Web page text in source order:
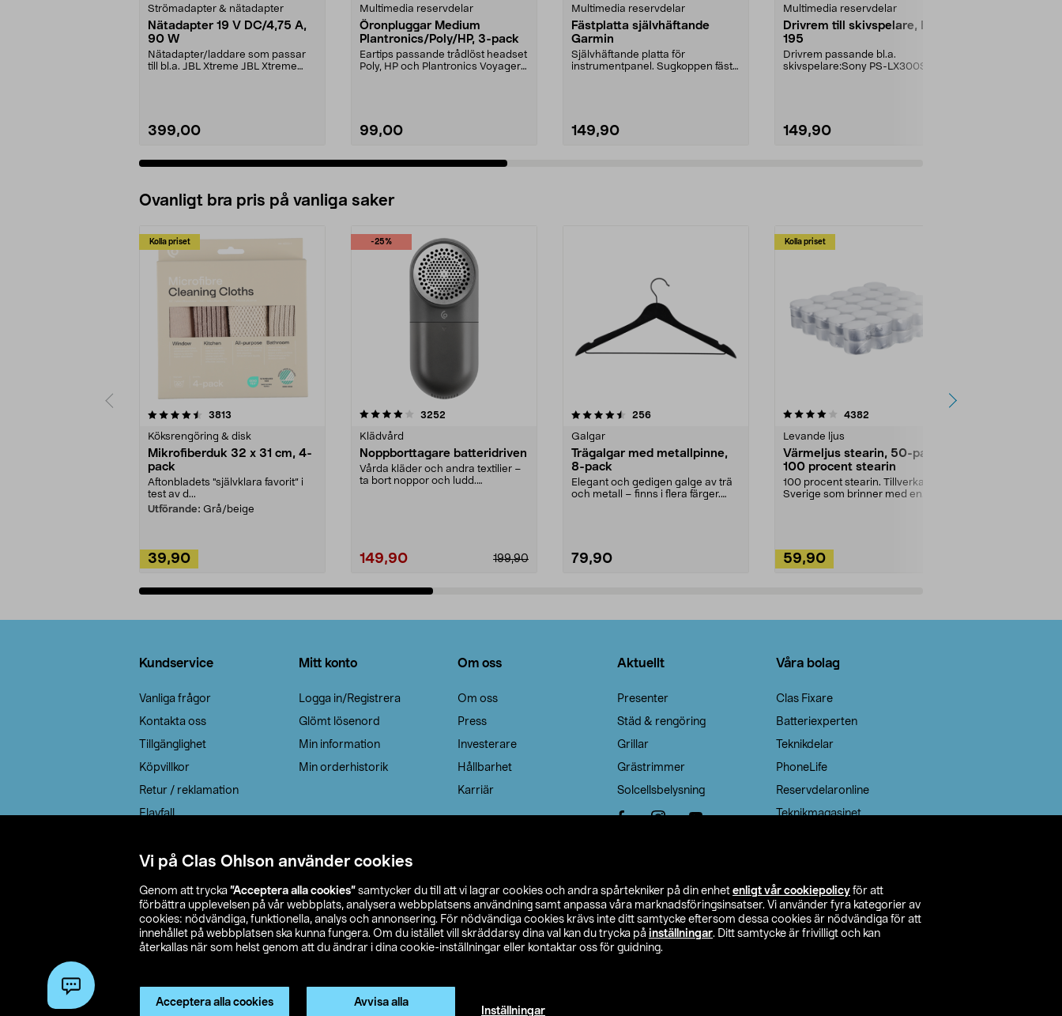
Vi på Clas Ohlson använder cookies
Genom att trycka ”Acceptera alla cookies” samtycker du till att vi lagrar cookies och andra spårtekniker på din enhet enligt vår cookiepolicy för att
förbättra upplevelsen på vår webbplats, analysera webbplatsens användning samt anpassa våra marknadsföringsinsatser. Vi använder fyra kategorier av
cookies: nödvändiga, funktionella, analys och annonsering. För nödvändiga cookies krävs inte ditt samtycke eftersom dessa cookies är nödvändiga för att
innehållet på webbplatsen ska kunna fungera. Om du istället vill skräddarsy dina val kan du trycka på inställningar. Ditt samtycke är frivilligt och kan
återkallas när som helst genom att du ändrar i dina cookie-inställningar eller kontaktar oss för guidning.
Acceptera alla cookies Avvisa alla
Inställningar
Strömadapter & nätadapter
Nätadapter 19 V DC/4,75 A,
90 W
Nätadapter/laddare som passar
till bl.a. JBL Xtreme JBL Xtreme
399,00
Multimedia reservdelar
Öronpluggar Medium
Plantronics/Poly/HP, 3-pack
Eartips passande trådlöst headset
Poly, HP och Plantronics Voyager
99,00
Multimedia reservdelar
Fästplatta självhäftande
Garmin
Självhäftande platta för
instrumentpanel. Sugkoppen fästs
149,90
Multimedia reservdelar
Drivrem till skivspelare, B-TT
195
Drivrem passande bl.a.
skivspelare:Sony PS-LX300Sony
149,90
Ovanligt bra pris på vanliga saker
Kolla priset
3813
Köksrengöring & disk
Mikrofiberduk 32 x 31 cm, 4-
pack
Aftonbladets "självklara favorit” i
test av d...
Utförande: Grå/beige
39,90
-25%
4.0av 5 stjärnor 3252
Klädvård
Noppborttagare batteridriven
Vårda kläder och andra textilier –
ta bort noppor och ludd.
199,90
149,90
4.5av 5 stjärnor 256recensioner
Galgar
Trägalgar med metallpinne,
8-pack
Elegant och gedigen galge av trä
och metall – finns i flera färger.
79,90
Kolla priset
4.0av 5 stjärnor 4382
Levande ljus
Värmeljus stearin, 50-pack,
100 procent stearin
100 procent stearin. Tillverkade i
Sverige som brinner med en
59,90
4.5av 5 stjärnor
Kundservice
Vanliga frågor
Kontakta oss
Tillgänglighet
Köpvillkor
Retur / reklamation
Elavfall
Leveransalternativ
Mitt konto
Logga in/Registrera
Glömt lösenord
Min information
Min orderhistorik
Om oss
Om oss
Press
Investerare
Hållbarhet
Karriär
Aktuellt
Presenter
Städ & rengöring
Grillar
Grästrimmer
Solcellsbelysning
Våra bolag
Clas Fixare
Batteriexperten
Teknikdelar
PhoneLife
Reservdelaronline
Teknikmagasinet